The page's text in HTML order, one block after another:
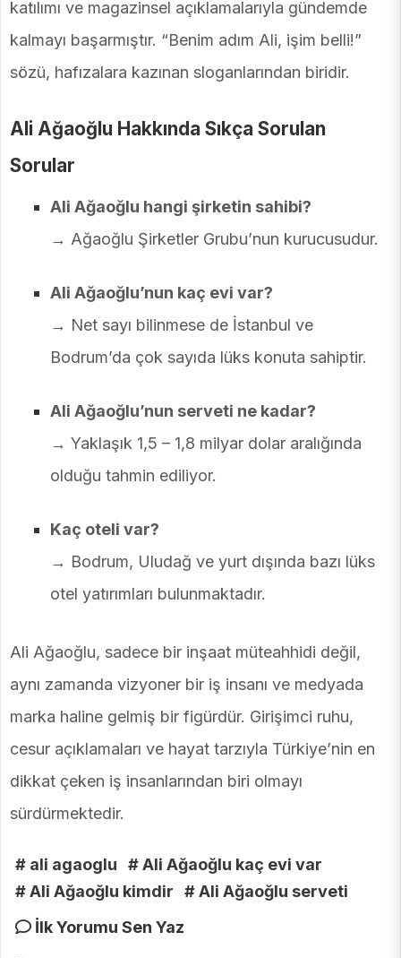
katılımı ve magazinsel açıklamalarıyla gündemde
kalmayı başarmıştır. “Benim adım Ali, işim belli!”
sözü, hafızalara kazınan sloganlarından biridir.
Ali Ağaoğlu Hakkında Sıkça Sorulan
Sorular
Ali Ağaoğlu hangi şirketin sahibi?
→ Ağaoğlu Şirketler Grubu’nun kurucusudur.
Ali Ağaoğlu’nun kaç evi var?
→ Net sayı bilinmese de İstanbul ve
Bodrum’da çok sayıda lüks konuta sahiptir.
Ali Ağaoğlu’nun serveti ne kadar?
→ Yaklaşık 1,5 – 1,8 milyar dolar aralığında
olduğu tahmin ediliyor.
Kaç oteli var?
→ Bodrum, Uludağ ve yurt dışında bazı lüks
otel yatırımları bulunmaktadır.
Ali Ağaoğlu, sadece bir inşaat müteahhidi değil,
aynı zamanda vizyoner bir iş insanı ve medyada
marka haline gelmiş bir figürdür. Girişimci ruhu,
cesur açıklamaları ve hayat tarzıyla Türkiye’nin en
dikkat çeken iş insanlarından biri olmayı
sürdürmektedir.
# ali agaoglu
# Ali Ağaoğlu kaç evi var
# Ali Ağaoğlu kimdir
# Ali Ağaoğlu serveti
İlk Yorumu Sen Yaz